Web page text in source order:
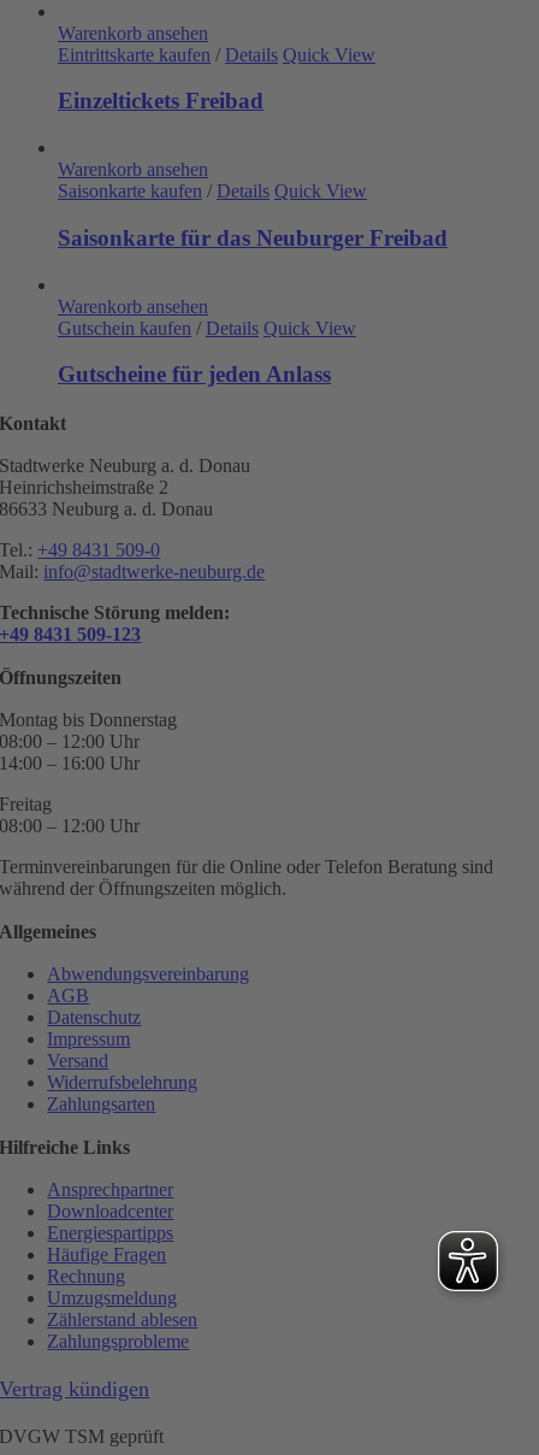
Warenkorb ansehen
Eintrittskarte kaufen / Details Quick View
Einzeltickets Freibad
Warenkorb ansehen
Saisonkarte kaufen / Details Quick View
Saisonkarte für das Neuburger Freibad
Warenkorb ansehen
Gutschein kaufen / Details Quick View
Gutscheine für jeden Anlass
Kontakt
Stadtwerke Neuburg a. d. Donau
Heinrichsheimstraße 2
86633 Neuburg a. d. Donau
Tel.: +49 8431 509-0
Mail: info@stadtwerke-neuburg.de
Technische Störung melden:
+49 8431 509-123
Öffnungszeiten
Montag bis Donnerstag
08:00 – 12:00 Uhr
14:00 – 16:00 Uhr
Freitag
08:00 – 12:00 Uhr
Terminvereinbarungen für die Online oder Telefon Beratung sind
während der Öffnungszeiten möglich.
Allgemeines
Abwendungsvereinbarung
AGB
Datenschutz
Impressum
Versand
Widerrufsbelehrung
Zahlungsarten
Hilfreiche Links
Ansprechpartner
Downloadcenter
Energiespartipps
Häufige Fragen
Rechnung
Umzugsmeldung
Zählerstand ablesen
Zahlungsprobleme
Vertrag kündigen
DVGW TSM geprüft